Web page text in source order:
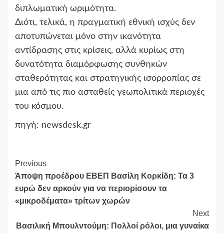
διπλωματική ωριμότητα.
Διότι, τελικά, η πραγματική εθνική ισχύς δεν
αποτυπώνεται μόνο στην ικανότητα
αντίδρασης στις κρίσεις, αλλά κυρίως στη
δυνατότητα διαμόρφωσης συνθηκών
σταθερότητας και στρατηγικής ισορροπίας σε
μια από τις πιο ασταθείς γεωπολιτικά περιοχές
του κόσμου.
πηγή: newsdesk.gr
Continue
Reading
Previous
Άποψη προέδρου ΕΒΕΠ Βασίλη Κορκίδη: Τα 3
ευρώ δεν αρκούν για να περιορίσουν τα
«μικροδέματα» τρίτων χωρών
Next
Βασιλική Μπουλντούμη: Πολλοί ρόλοι, μια γυναίκα